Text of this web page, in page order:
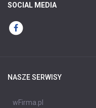
SOCIAL MEDIA
NASZE SERWISY
wFirma.pl